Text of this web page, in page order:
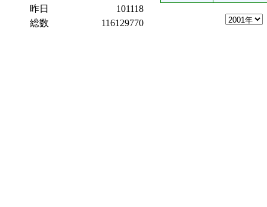
昨日
101118
総数
116129770